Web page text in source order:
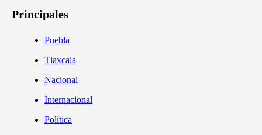
Principales
Puebla
Tlaxcala
Nacional
Internacional
Política